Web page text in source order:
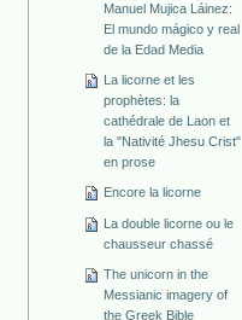
Manuel Mujica Láinez:
El mundo mágico y real
de la Edad Media
La licorne et les
prophètes: la
cathédrale de Laon et
la "Nativité Jhesu Crist"
en prose
Encore la licorne
La double licorne ou le
chausseur chassé
The unicorn in the
Messianic imagery of
the Greek Bible